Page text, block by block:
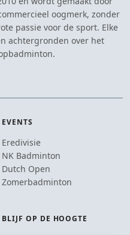
oogmerk, zonder
passie voor de sport. Elke
achtergronden over het
EVENTS
Eredivisie
NK Badminton
Dutch Open
Zomerbadminton
BLIJF OP DE HOOGTE